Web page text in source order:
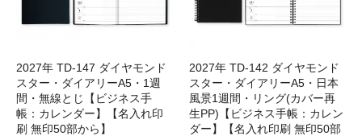
2027年 TD-147 ダイヤモンド
スター・ダイアリーA5・1週
間・無線とじ【ビジネス手
帳：カレンダー】【名入れ印
刷 無印50部から】
2027年 TD-142 ダイヤモンド
スター・ダイアリーA5・日本
風景1週間・リング(カバー再
生PP)【ビジネス手帳：カレン
ダー】【名入れ印刷 無印50部